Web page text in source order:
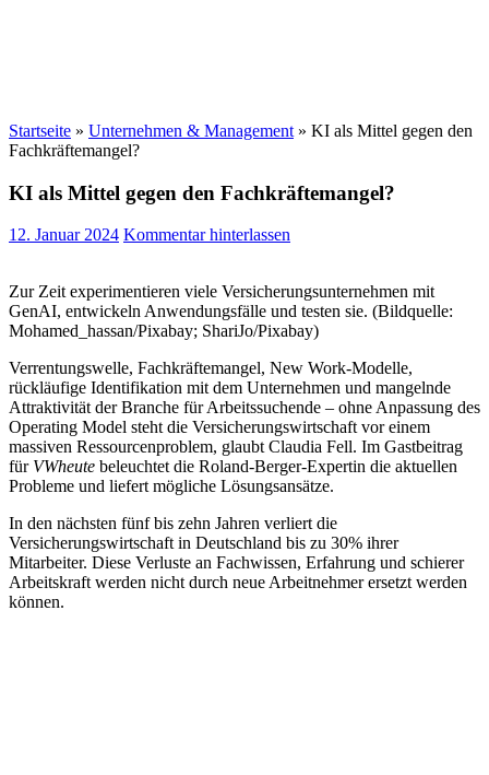
Startseite » Unternehmen & Management » KI als Mittel gegen den
Fachkräftemangel?
KI als Mittel gegen den Fachkräftemangel?
12. Januar 2024 Kommentar hinterlassen
Zur Zeit experimentieren viele Versicherungsunternehmen mit
GenAI, entwickeln Anwendungsfälle und testen sie. (Bildquelle:
Mohamed_hassan/Pixabay; ShariJo/Pixabay)
Verrentungswelle, Fachkräftemangel, New Work-Modelle,
rückläufige Identifikation mit dem Unternehmen und mangelnde
Attraktivität der Branche für Arbeitssuchende – ohne Anpassung des
Operating Model steht die Versicherungswirtschaft vor einem
massiven Ressourcenproblem, glaubt Claudia Fell. Im Gastbeitrag
für VWheute beleuchtet die Roland-Berger-Expertin die aktuellen
Probleme und liefert mögliche Lösungsansätze.
In den nächsten fünf bis zehn Jahren verliert die
Versicherungswirtschaft in Deutschland bis zu 30% ihrer
Mitarbeiter. Diese Verluste an Fachwissen, Erfahrung und schierer
Arbeitskraft werden nicht durch neue Arbeitnehmer ersetzt werden
können.